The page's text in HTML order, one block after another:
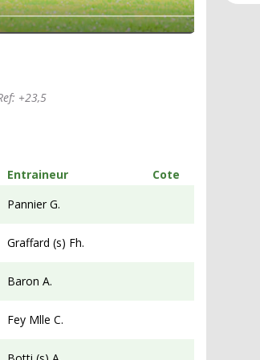
+23,5
Entraineur
Cote
Pannier G.
Graffard (s) Fh.
Baron A.
Fey Mlle C.